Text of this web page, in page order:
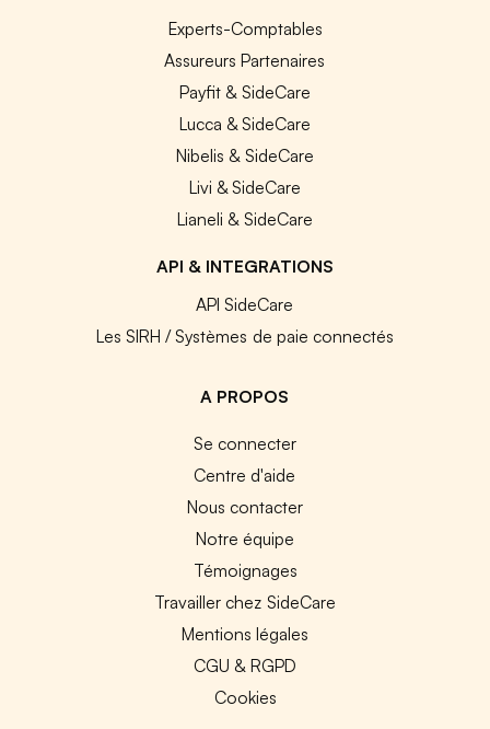
Experts-Comptables
Assureurs Partenaires
Payfit & SideCare
Lucca & SideCare
Nibelis & SideCare
Livi & SideCare
Lianeli & SideCare
API & INTEGRATIONS
API SideCare
Les SIRH / Systèmes de paie connectés
A PROPOS
Se connecter
Centre d'aide
Nous contacter
Notre équipe
Témoignages
Travailler chez SideCare
Mentions légales
CGU & RGPD
Cookies